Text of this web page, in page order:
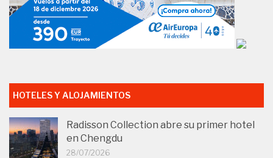
HOTELES Y ALOJAMIENTOS
Radisson Collection abre su primer hotel
en Chengdu
28/07/2026